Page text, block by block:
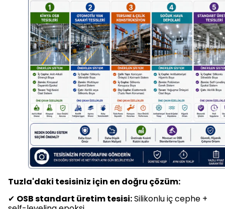
Tuzla'daki tesisiniz için en doğru çözüm:
✔ OSB standart üretim tesisi:Silikonlu iç cephe +